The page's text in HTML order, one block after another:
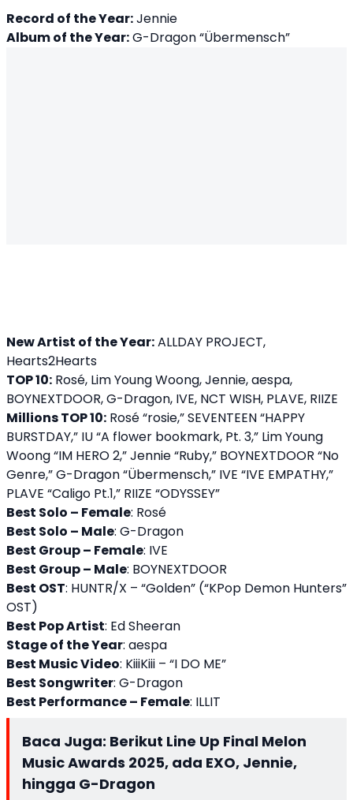
Record of the Year:Jennie
Album of the Year:G-Dragon “Übermensch”
New Artist of the Year:ALLDAY PROJECT,
Hearts2Hearts
TOP 10: Rosé, Lim Young Woong, Jennie, aespa,
BOYNEXTDOOR, G-Dragon, IVE, NCT WISH, PLAVE, RIIZE
Millions TOP 10: Rosé “rosie,” SEVENTEEN “HAPPY
BURSTDAY,” IU “A flower bookmark, Pt. 3,” Lim Young
Woong “IM HERO 2,” Jennie “Ruby,” BOYNEXTDOOR “No
Genre,” G-Dragon “Übermensch,” IVE “IVE EMPATHY,”
PLAVE “Caligo Pt.1,” RIIZE “ODYSSEY”
Best Solo – Female: Rosé
Best Solo – Male: G-Dragon
Best Group – Female: IVE
Best Group – Male: BOYNEXTDOOR
Best OST: HUNTR/X – “Golden” (“KPop Demon Hunters”
OST)
Best Pop Artist: Ed Sheeran
Stage of the Year: aespa
Best Music Video: KiiiKiii – “I DO ME”
Best Songwriter: G-Dragon
Best Performance – Female: ILLIT
Baca Juga: Berikut Line Up Final Melon
Music Awards 2025, ada EXO, Jennie,
hingga G-Dragon